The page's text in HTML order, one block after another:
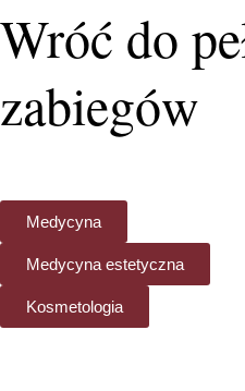
Wróć do
zabiegów
Medycyna
Medycyna estetyczna
Kosmetologia